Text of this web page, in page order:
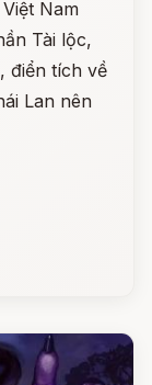
Nam
Tài lộc,
điển tích về
Lan nên